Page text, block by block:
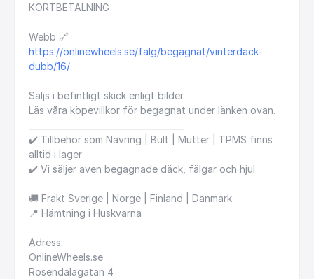
KORTBETALNING
Webb 🔗
https://onlinewheels.se/falg/begagnat/vinterdack-
dubb/16/
Säljs i befintligt skick enligt bilder.
Läs våra köpevillkor för begagnat under länken ovan.
✔️ Tillbehör som Navring Bult Mutter TPMS finns
alltid i lager
✔️ Vi säljer även begagnade däck, fälgar och hjul
🚚 Frakt Sverige Norge Finland
Danmark
📍 Hämtning i Huskvarna
Adress:
OnlineWheels.se
Rosendalagatan 4